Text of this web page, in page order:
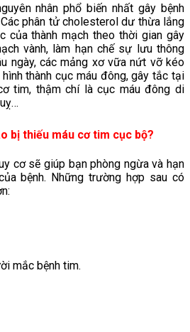
nhân phổ biến nhất gây bệnh
phân tử cholesterol dư thừa lắng
của thành mạch theo thời gian gây
vành, làm hạn chế sự lưu thông
ngày, các mảng xơ vữa nứt vỡ kéo
thành cục máu đông, gây tắc tại
tim, thậm chí là cục máu đông di
bị thiếu máu cơ tim cục bộ?
cơ sẽ giúp bạn phòng ngừa và hạn
bệnh. Những trường hợp sau có
mắc bệnh tim.